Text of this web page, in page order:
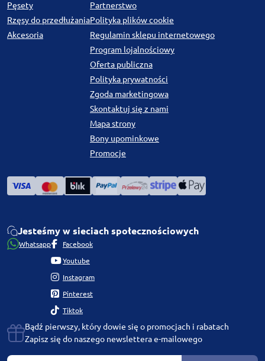
Pęsety
Rzęsy do przedłużania
Akcesoria
Partnerstwo
Polityka plików cookie
Regulamin sklepu internetowego
Program lojalnościowy
Oferta publiczna
Polityka prywatności
Zgoda marketingowa
Skontaktuj się z nami
Mapa strony
Bony upominkowe
Promocje
Jesteśmy w sieciach społecznościowych
Whatsapp Facebook
Youtube
Instagram
Pinterest
Tiktok
Bądź pierwszy, który dowie się o promocjach i rabatach
Zapisz się do naszego newslettera e-mailowego